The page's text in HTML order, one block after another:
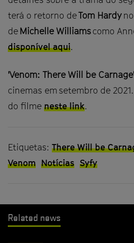
terá o retorno deTom Hardy
deMichelle Williamscomo
disponível aqui.
'Venom: There Will be Carnage'
cinemas em setembro de
do filme neste link.
Etiquetas: There Will be
Venom Notícias Syfy
Related news